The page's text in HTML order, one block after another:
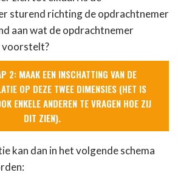
sturend richting de opdrachtnemer
aan wat de opdrachtnemer
voorstelt?
2: MAAK EEN INSCHATTING VAN DE
OP DEZE TWEE DIMENSIES (HET IS
ENKELE ANDEREN TE VRAGEN HOE ZIJ
DIT ZIEN).
kan dan in het volgende schema